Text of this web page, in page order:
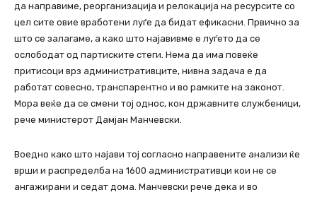
да направиме, реорганизација и релокација на ресурсите со
цел сите овие вработени луѓе да бидат ефикасни. Првично за
што се залагаме, а како што најавивме е луѓето да се
ослободат од партиските стеги. Нема да има повеќе
притисоци врз административците, нивна задача е да
работат совесно, транспарентно и во рамките на законот.
Мора веќе да се смени тој однос, кон државните службеници,
рече министерот Дамјан Манчевски.
Воедно како што најави тој согласно направените анализи ќе
врши и распределба на 1600 административци кои не се
ангажирани и седат дома. Манчевски рече дека и во